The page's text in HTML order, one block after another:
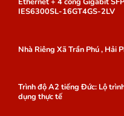
IES6300SL-16GT4GS-2LV
Nhà Riêng Xã Trần Phú , Hải
Trình độ A2 tiếng Đức: Lộ
dụng thực tế